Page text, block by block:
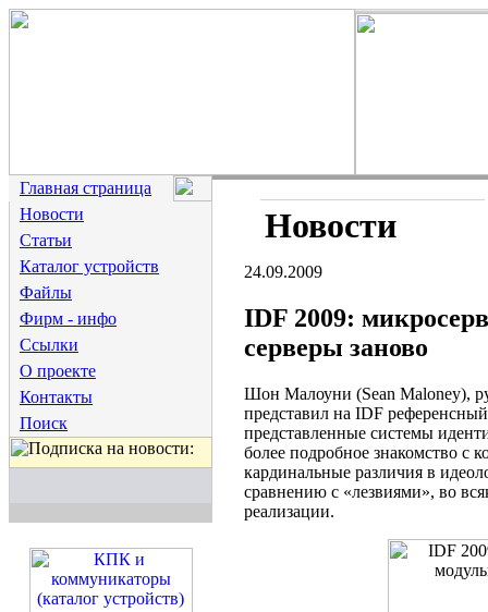
Главная страница
Новости
Статьи
Каталог устройств
Файлы
Фирм - инфо
Ссылки
О проекте
Контакты
Поиск
Новости
24.09.2009
IDF 2009:
серверы заново
Шон Малоуни (Sean Maloney),
представил на IDF
представленные системы
более подробное знакомство с
кардинальные различия в
сравнению с «лезвиями», во
реализации.